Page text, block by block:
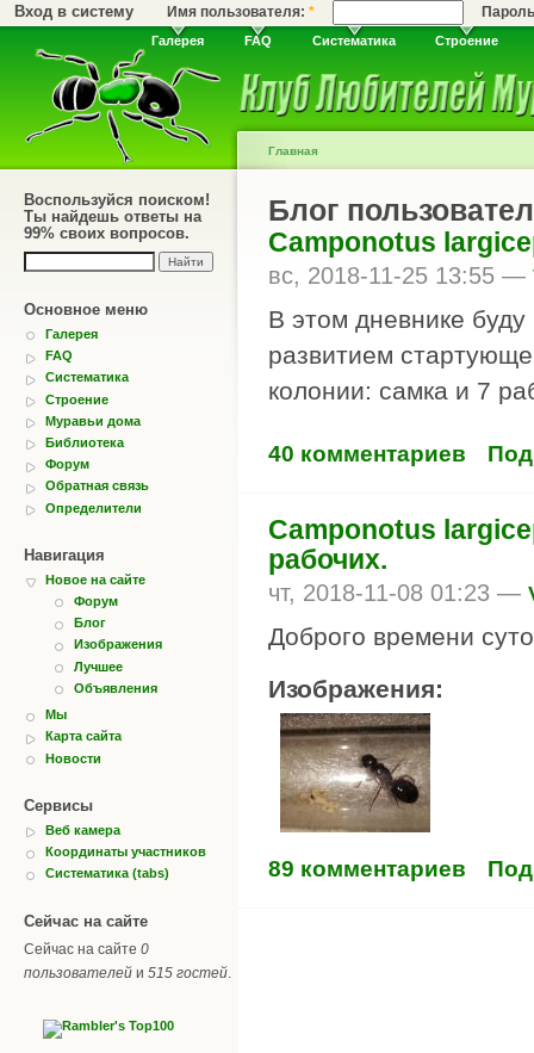
Вход в систему Имя пользователя:*
Галерея FAQ Систематика Строение
Воспользуйся поиском!
Ты найдешь ответы на
99% своих вопросов.
Основное меню
Галерея
FAQ
Систематика
Строение
Муравьи дома
Библиотека
Форум
Обратная связь
Определители
Навигация
Новое на сайте
Форум
Блог
Изображения
Лучшее
Объявления
Мы
Карта сайта
Новости
Сервисы
Веб камера
Координаты участников
Систематика (tabs)
Сейчас на сайте
Сейчас на сайте 0
пользователей и 515 гостей
Главная
Блог
Camponotus
вс, 2018-11-25 13:55 —
В этом дневнике
развитием
колонии: самка и 7
40 комментариев
Camponotus
рабочих.
чт, 2018-11-08 01:23 —
Доброго времени
Изображения:
89 комментариев